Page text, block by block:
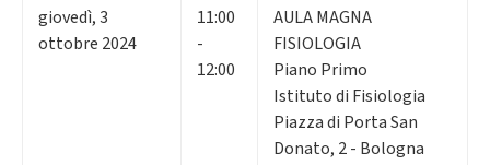
giovedì,3
ottobre 2024
11:00
-
12:00
AULA MAGNA
FISIOLOGIA
Piano Primo
Istituto di Fisiologia
Piazza di Porta San
Donato, 2 - Bologna